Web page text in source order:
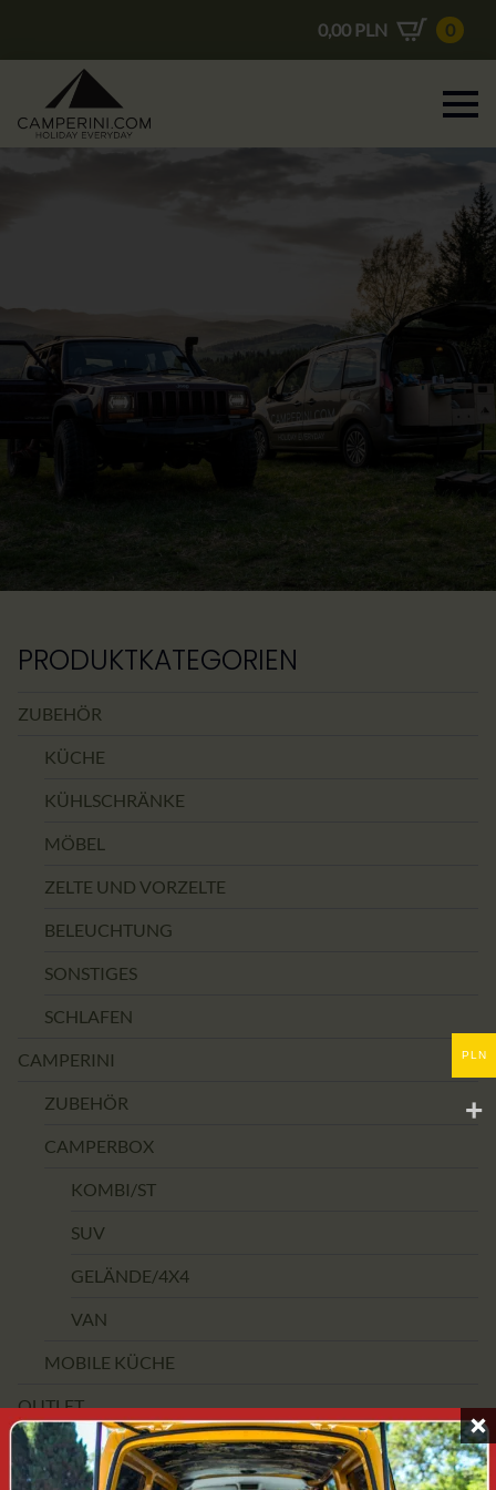
0,00 PLN 0
PRODUKTKATEGORIEN
ZUBEHÖR
KÜCHE
KÜHLSCHRÄNKE
MÖBEL
ZELTE UND VORZELTE
BELEUCHTUNG
SONSTIGES
SCHLAFEN
CAMPERINI
ZUBEHÖR
CAMPERBOX
KOMBI/ST
SUV
GELÄNDE/4X4
VAN
MOBILE KÜCHE
OUTLET
PREISSPANNE
PLN